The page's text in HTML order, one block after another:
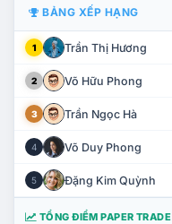
BẢNG XẾP HẠNG
1 Trần Thị Hương
2 Võ Hữu Phong
3 Trần Ngọc Hà
4 Võ Duy Phong
5 Đặng Kim Quỳnh
TỔNG ĐIỂM PAPER TRADE